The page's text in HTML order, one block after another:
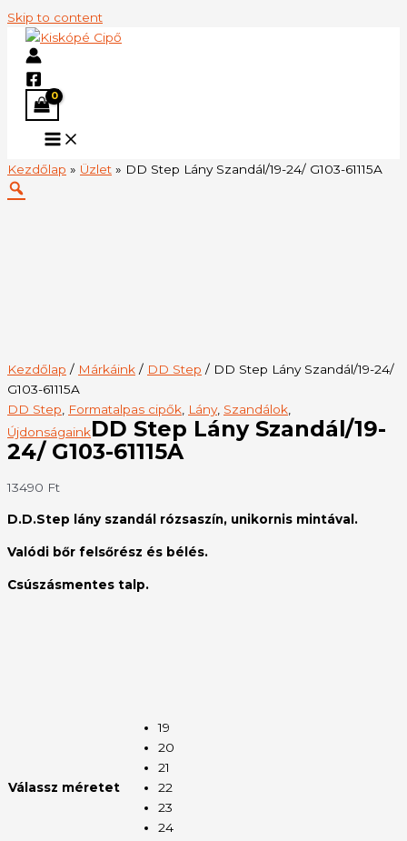
Skip to content
Kezdőlap » Üzlet » DD Step Lány Szandál/19-24/ G103-61115A
Kezdőlap / Márkáink / DD Step / DD Step Lány Szandál/19-24/
G103-61115A
DD Step
Formatalpas cipők Lány, Szandálok
ÚjdonságainkDD Step Lány Szandál/19-
24/ G103-61115A
13490 Ft
D.D.Step lány szandál rózsaszín, unikornis mintával.
Valódi bőr felsőrész és bélés.
Csúszásmentes talp.
Válassz méretet
19
20
21
22
23
24